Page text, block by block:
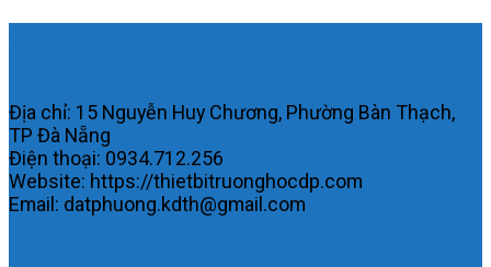
Địa chỉ: 15 Nguyễn Huy Chương, Phường Bàn Thạch,
TP Đà Nẵng
Điện thoại: 0934.712.256
Website: https://thietbitruonghocdp.com
Email: datphuong.kdth@gmail.com